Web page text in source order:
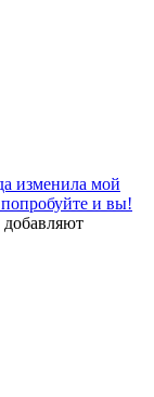
изменила мой
и вы!
добавляют